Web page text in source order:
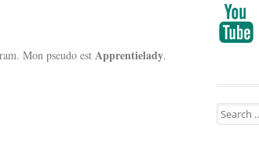
Mon pseudo est Apprentielady.
Search
for: